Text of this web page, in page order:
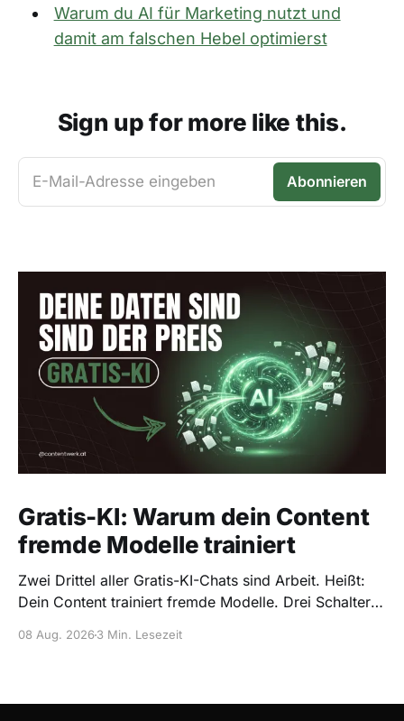
Warum du AI für Marketing nutzt und
damit am falschen Hebel optimierst
Sign up for more like this.
E-Mail-Adresse eingeben Abonnieren
Gratis-KI: Warum dein Content
fremde Modelle trainiert
Zwei Drittel aller Gratis-KI-Chats sind Arbeit. Heißt:
Dein Content trainiert fremde Modelle. Drei Schalter,
08 Aug. 20263 Min. Lesezeit